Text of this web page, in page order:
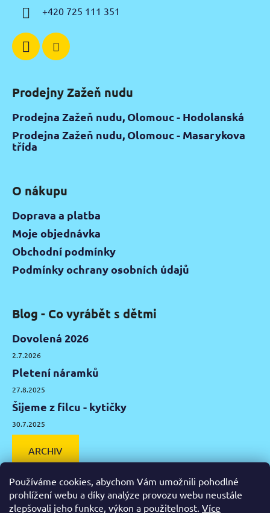
Používáme cookies, abychom Vám umožnili pohodlné
prohlížení webu a díky analýze provozu webu neustále
zlepšovali jeho funkce, výkon a použitelnost. Více
+420 725 111 351
Prodejny Zažeň nudu
Prodejna Zažeň nudu, Olomouc - Hodolanská
Prodejna Zažeň nudu, Olomouc - Masarykova
třída
O nákupu
Doprava a platba
Moje objednávka
Obchodní podmínky
Podmínky ochrany osobních údajů
Blog - Co vyrábět s dětmi
Dovolená 2026
2.7.2026
Pletení náramků
27.8.2025
Šijeme z filcu - kytičky
30.7.2025
ARCHIV